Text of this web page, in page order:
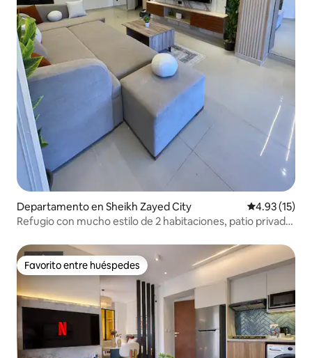
Departamento en Sheikh Zayed City Calificación
4.93 (15)
Refugio con mucho estilo de 2 habitaciones, patio privado
Favorito entre huéspedes
Favorito entre huéspedes